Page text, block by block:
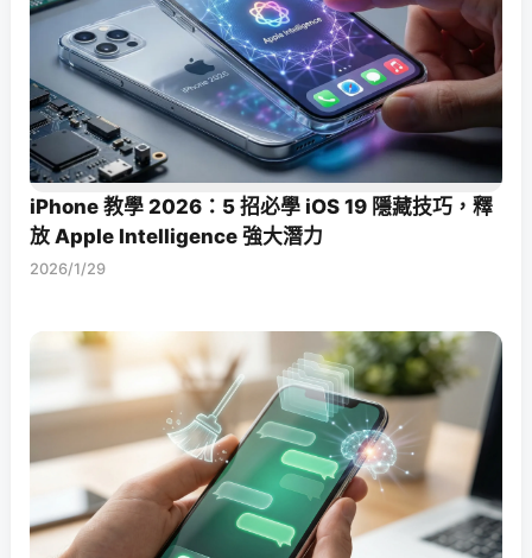
iPhone 教學 2026：5 招必學 iOS 19 隱藏技巧，釋
放 Apple Intelligence 強大潛力
2026/1/29